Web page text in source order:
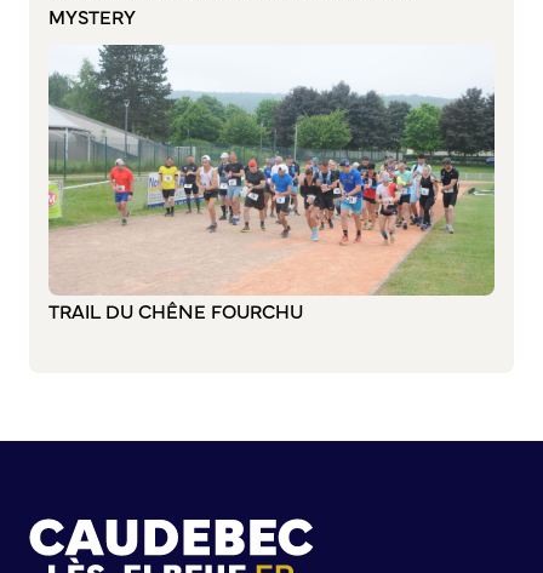
MYSTERY
TRAIL DU CHÊNE FOURCHU
Application
S’abonner au mail d’information
Réseaux sociaux
Journal municipal
Le Territoire
La Métropole de Rouen Normandie
Le Département de la Seine-Maritime
La Région Normandie
Culture
Attribution de subventions